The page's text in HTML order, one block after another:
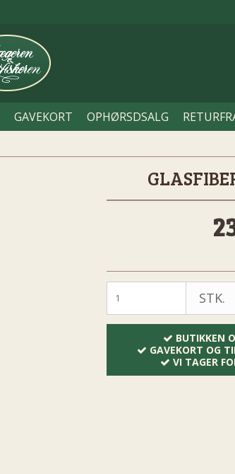
GAVEKORT OPHØRSDSALG
STK.
BUTIKKEN
GAVEKORT OG
VI TAGER